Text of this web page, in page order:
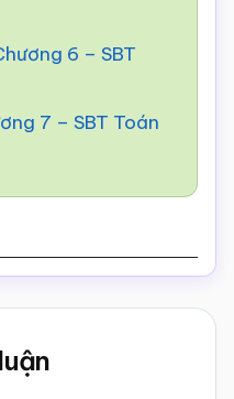
6 – SBT
7 – SBT Toán